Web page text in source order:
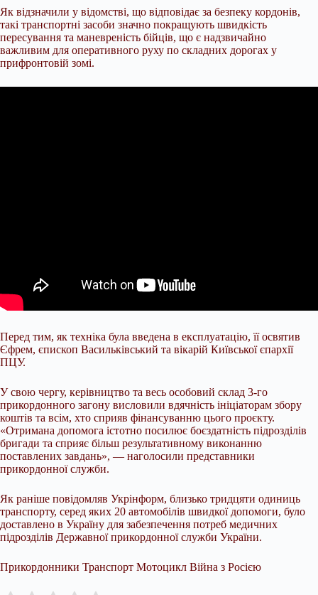
Як відзначили у відомстві, що відповідає за безпеку кордонів,
такі транспортні засоби значно покращують швидкість
пересування та маневреність бійців, що є надзвичайно
важливим для оперативного руху по складних дорогах у
прифронтовій зомі.
Перед тим, як техніка була введена в експлуатацію, її освятив
Єфрем, єпископ Васильківський та вікарій Київської єпархії
ПЦУ.
У свою чергу, керівництво та весь особовий склад 3-го
прикордонного загону висловили вдячність ініціаторам збору
коштів та всім, хто сприяв фінансуванню цього проєкту.
«Отримана допомога істотно посилює боєздатність підрозділів
бригади та сприяє більш результативному виконанню
поставлених завдань», — наголосили представники
прикордонної служби.
Як раніше повідомляв Укрінформ, близько тридцяти одиниць
транспорту, серед яких 20 автомобілів швидкої допомоги, було
доставлено в Україну для забезпечення потреб медичних
підрозділів Державної прикордонної служби України.
Прикордонники Транспорт Мотоцикл Війна з Росією